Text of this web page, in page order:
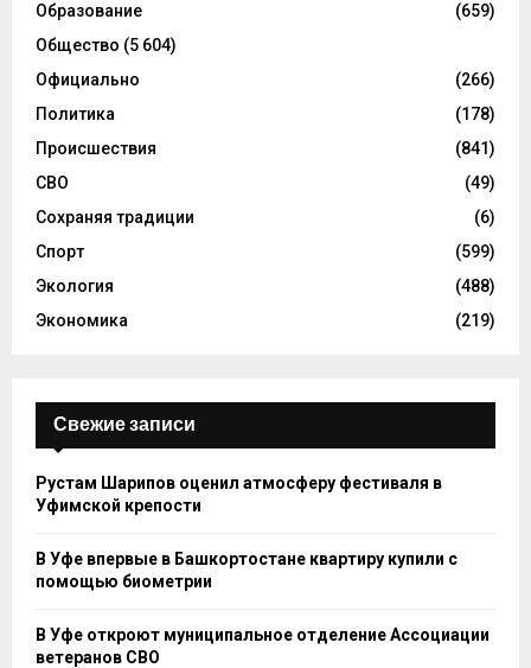
Образование
(659)
Общество (5 604)
Официально
(266)
Политика
(178)
Происшествия
(841)
СВО
(49)
Сохраняя традиции
(6)
Спорт
(599)
Экология
(488)
Экономика
(219)
Свежие записи
Рустам Шарипов оценил атмосферу фестиваля в
Уфимской крепости
В Уфе впервые в Башкортостане квартиру купили с
помощью биометрии
В Уфе откроют муниципальное отделение Ассоциации
ветеранов СВО